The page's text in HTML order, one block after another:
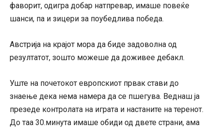
фаворит, одигра добар натпревар, имаше повеќе
шанси, па и зицери за поубедлива победа.
Австрија на крајот мора да биде задоволна од
резултатот, зошто можеше да доживее дебакл.
Уште на почетокот европскиот првак стави до
знаење дека нема намера да се пшегува. Веднаш ја
презеде контролата на играта и настаните на теренот.
До таа 30.минута имаше обиди од двете страни, ама